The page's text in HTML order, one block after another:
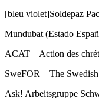
[bleu violet]Soldepaz
Mundubat (Estado
ACAT – Action des
SweFOR – The
Ask! Arbeitsgruppe